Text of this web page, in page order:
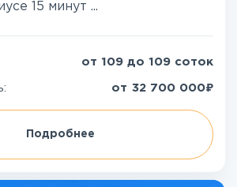
15 минут ...
от 109 до 109 соток
от 32 700 000₽
Подробнее